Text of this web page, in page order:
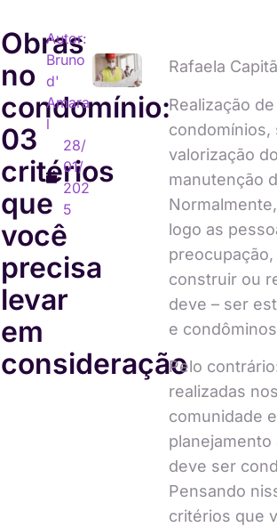
Obras
no
condomínio:
03
critérios
que
você
precisa
levar
em
consideração
Autor:
Bruno
d'
Amara
l
28/
01/
202
5
Rafaela
Realização
condomínios,
valorização
manutenção
logo as
construir ou
deve – ser
e
Pelo
realizadas
comunidade
planejamento
deve ser
Pensando
critérios que